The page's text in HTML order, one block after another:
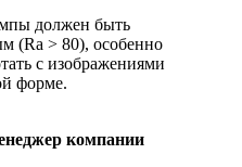
должен быть
(Ra > 80), особенно
с изображениями
форме.
компании